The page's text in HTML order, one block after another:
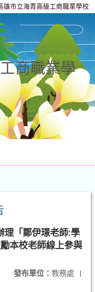
雄市立海青高級工商職業學校
商職業學
理「鄭伊璟老師:學
本校老師線上參與
發布單位： 教務處 |